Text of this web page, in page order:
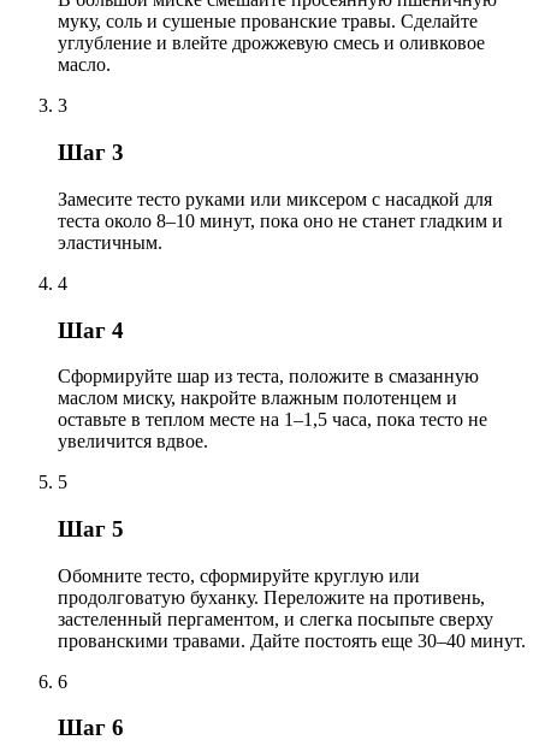
муку, соль и сушеные прованские травы. Сделайте
углубление и влейте дрожжевую смесь и оливковое
масло.
3
Шаг 3
Замесите тесто руками или миксером с насадкой для
теста около 8–10 минут, пока оно не станет гладким и
эластичным.
4
Шаг 4
Сформируйте шар из теста, положите в смазанную
маслом миску, накройте влажным полотенцем и
оставьте в теплом месте на 1–1,5 часа, пока тесто не
увеличится вдвое.
5
Шаг 5
Обомните тесто, сформируйте круглую или
продолговатую буханку. Переложите на противень,
застеленный пергаментом, и слегка посыпьте сверху
прованскими травами. Дайте постоять еще 30–40 минут.
6
Шаг 6